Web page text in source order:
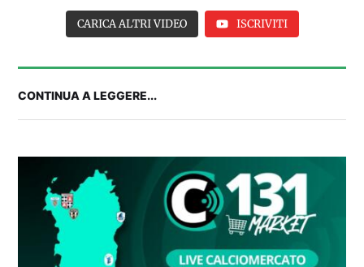
Balliana: “Firmare con la Bora è come andare al
Real Madrid. Ora obiettivo Lunigiana”
CARICA ALTRI VIDEO ISCRIVITI
CONTINUA A LEGGERE...